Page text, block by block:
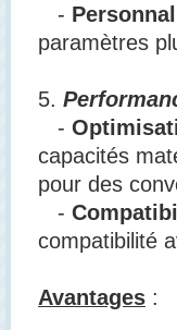
-
paramètres
5.
-
capacités
pour des
-
compatibilité
Avantages :